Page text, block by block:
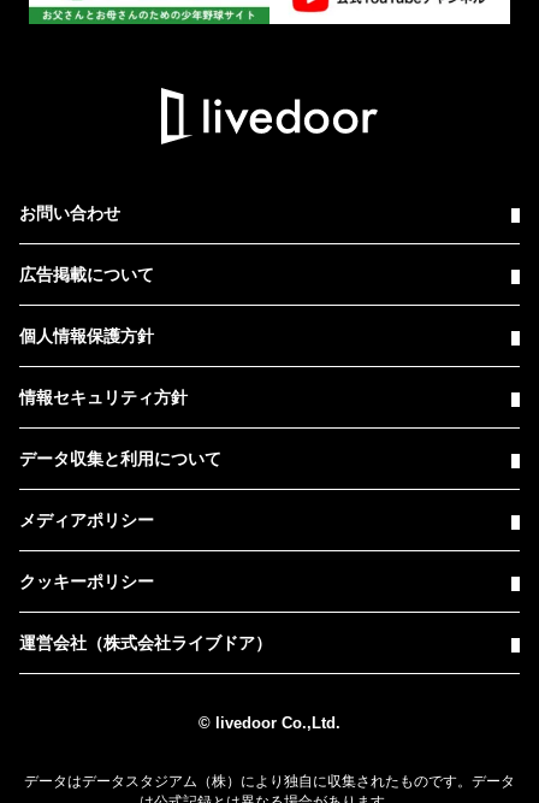
お問い合わせ
広告掲載について
個人情報保護方針
情報セキュリティ方針
データ収集と利用について
メディアポリシー
クッキーポリシー
運営会社（株式会社ライブドア）
© livedoor Co.,Ltd.
データはデータスタジアム（株）により独自に収集されたものです。データ